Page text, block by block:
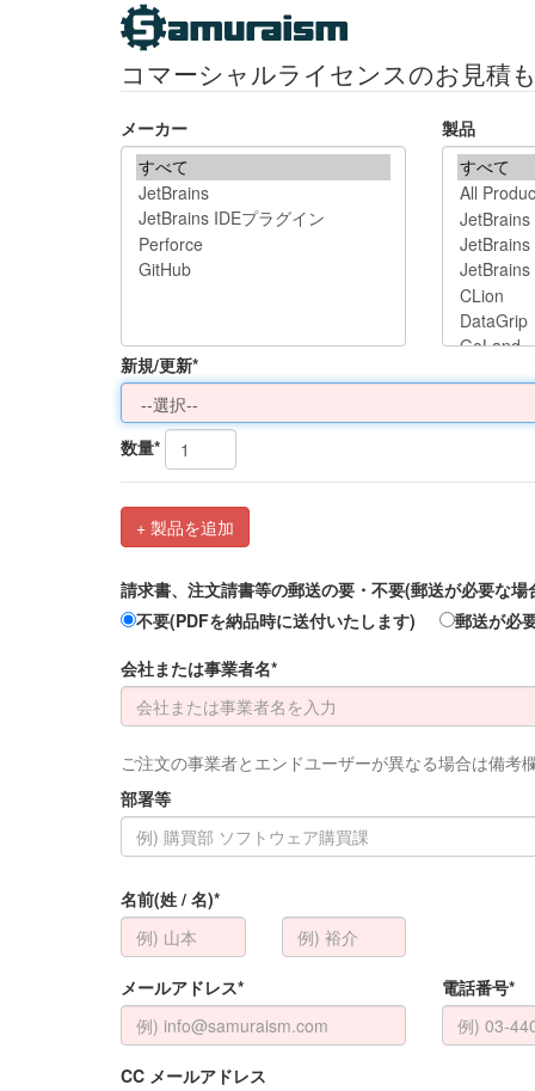
コマーシャルライセンスのお見積
メーカー 製品
新規/更新*
数量*
+ 製品を追加
請求書、注文請書等の郵送の要・不要(郵送が必要な
不要(PDFを納品時に送付いたします)
郵送が必
会社または事業者名*
ご注文の事業者とエンドユーザーが異なる場合は備
部署等
名前(姓 / 名)*
メールアドレス* 電話番号*
CC メールアドレス